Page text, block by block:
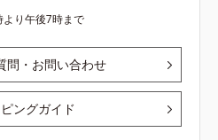
より午後7時まで
問・お問い合わせ
ングガイド